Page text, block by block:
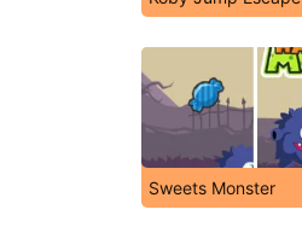
Sweets Monster